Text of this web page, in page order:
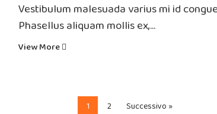
Vestibulum malesuada varius mi id
Phasellus aliquam mollis ex,...
View More
1 2 Successivo »